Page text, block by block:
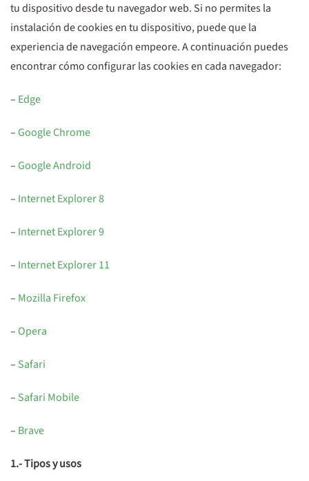
tu dispositivo desde tu navegador web. Si no permites la
instalación de cookies en tu dispositivo, puede que la
experiencia de navegación empeore. A continuación puedes
encontrar cómo configurar las cookies en cada navegador:
– Edge
–Google Chrome
–Google Android
– Internet Explorer 8
– Internet Explorer 9
– Internet Explorer 11
– Mozilla Firefox
–Opera
– Safari
– Safari Mobile
– Brave
1.- Tipos y usos